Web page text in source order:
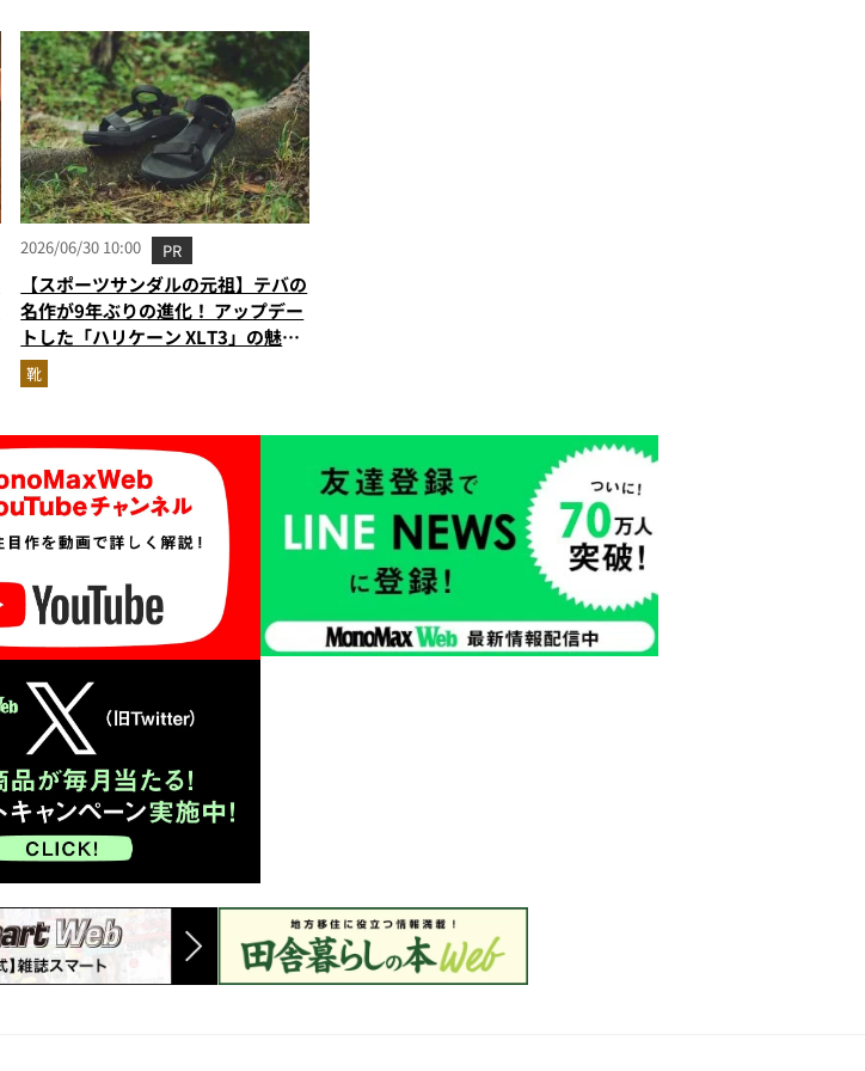
2026/06/30 10:00 PR
【スポーツサンダルの元祖】テバの
名作が9年ぶりの進化！ アップデー
トした「ハリケーン XLT3」の魅力
を識者があらゆる角度から徹底解
説！
靴